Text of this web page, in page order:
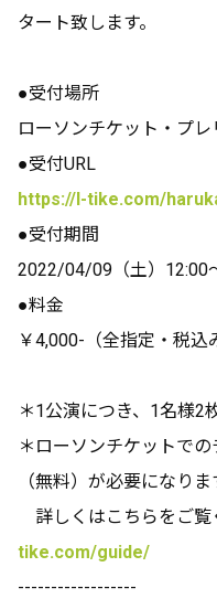
タート致します。
●受付場所
ローソンチケット・プレ
●受付URL
https://l-tike.com/
●受付期間
2022/04/09（土）12:00
●料金
￥4,000-（全指定・税込
＊1公演につき、1名様2
＊ローソンチケットで
（無料）が必要になりま
詳しくはこちらをご
tike.com/guide/
------------------